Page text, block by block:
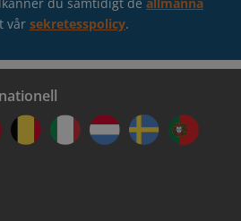
vår sekretesspolicy.